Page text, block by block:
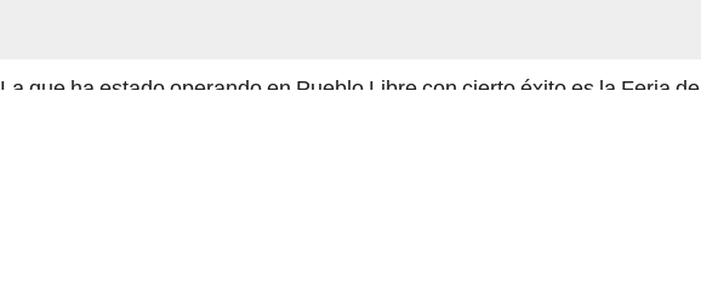
La que ha estado operando en Pueblo Libre con cierto éxito es la Feria de